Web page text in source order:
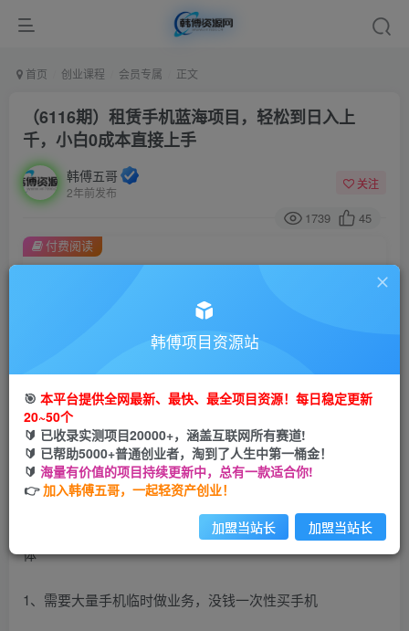
首页 创业课程 会员专属 正文
（6116期）租赁手机蓝海项目，轻松到日入上
千，小白0成本直接上手
韩傅五哥
2年前发布
关注
1739 45
会员专属资源
您暂无购买权限，请先开通会员
开通会员
付费阅读
租赁手机大部分佣金都在400左右，这项目可以满足很多群
体
1、需要大量手机临时做业务，没钱一次性买手机
韩傅项目资源站
🎯 本平台提供全网最新、最快、最全项目资源！每日稳定更新
20~50个
🔰 已收录实测项目20000+，涵盖互联网所有赛道!
🔰 已帮助5000+普通创业者，淘到了人生中第一桶金！
🔰 海量有价值的项目持续更新中，总有一款适合你!
👉加入韩傅五哥，一起轻资产创业！
加盟当站长 加盟当站长